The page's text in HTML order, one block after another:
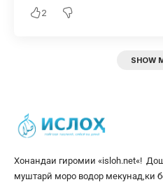
2
SHOW
Хонандаи гиромии «isloh.net«!
муштарӣ моро водор мекунад,ки